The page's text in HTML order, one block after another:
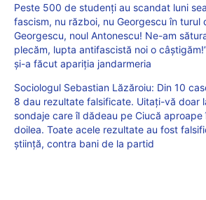
Peste 500 de studenți au scandat luni
fascism, nu război, nu Georgescu în turul
Georgescu, noul Antonescu! Ne-am
plecăm, lupta antifascistă noi o
și-a făcut apariția jandarmeria
Sociologul Sebastian Lăzăroiu: Din 10
8 dau rezultate falsificate. Uitați-vă doar
sondaje care îl dădeau pe Ciucă aproape
doilea. Toate acele rezultate au fost
știință, contra bani de la partid